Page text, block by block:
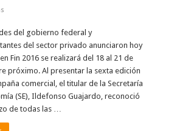
del gobierno federal y
del sector privado anunciaron hoy
Fin 2016 se realizará del 18 al 21 de
próximo. Al presentar la sexta edición
comercial, el titular de la Secretaría
(SE), Ildefonso Guajardo, reconoció
de todas las …